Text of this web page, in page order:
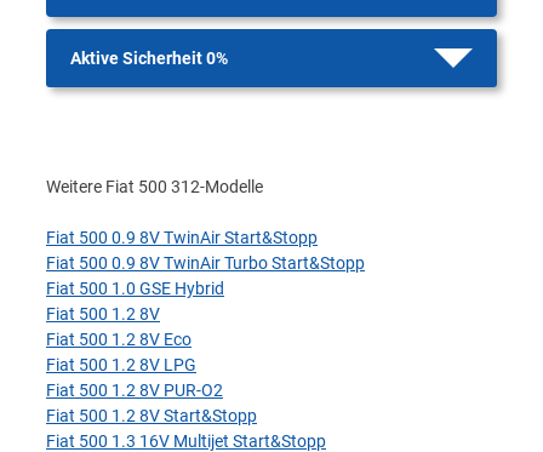
Aktive Sicherheit 0%
Weitere Fiat 500 312-Modelle
Fiat 500 0.9 8V TwinAir Start&Stopp
Fiat 500 0.9 8V TwinAir Turbo Start&Stopp
Fiat 500 1.0 GSE Hybrid
Fiat 500 1.2 8V
Fiat 500 1.2 8V Eco
Fiat 500 1.2 8V LPG
Fiat 500 1.2 8V PUR-O2
Fiat 500 1.2 8V Start&Stopp
Fiat 500 1.3 16V Multijet Start&Stopp